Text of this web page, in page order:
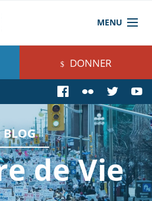
MENU
DONNER
BLOG
de Vie